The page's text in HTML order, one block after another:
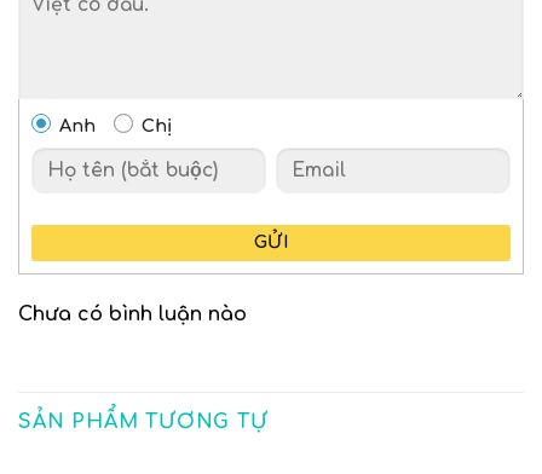
Anh Chị
GỬI
Chưa có bình luận nào
SẢN PHẨM TƯƠNG TỰ